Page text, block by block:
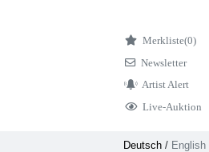
Merkliste(0)
Newsletter
Artist Alert
Live-Auktion
Deutsch/ English